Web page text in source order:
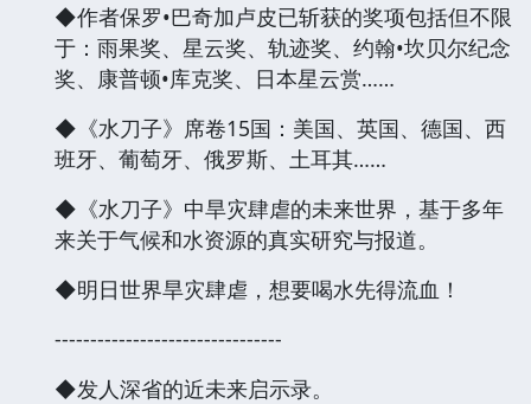
◆作者保罗•巴奇加卢皮已斩获的奖项包括但不限
于：雨果奖、星云奖、轨迹奖、约翰•坎贝尔纪念
奖、康普顿•库克奖、日本星云赏……
◆《水刀子》席卷15国：美国、英国、德国、西
班牙、葡萄牙、俄罗斯、土耳其……
◆《水刀子》中旱灾肆虐的未来世界，基于多年
来关于气候和水资源的真实研究与报道。
◆明日世界旱灾肆虐，想要喝水先得流血！
--------------------------------
◆发人深省的近未来启示录。